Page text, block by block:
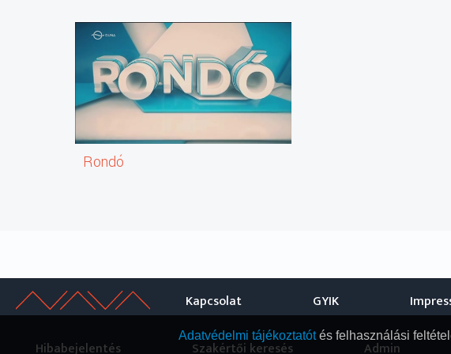
Adásunk végén a Pikkardjiszka Tercia ukrán vokális együttes újévi dalával
A RONDÓ nemzetiségi magazin 1994 óta nyújt betekintést a
Rondó
Kapcsolat GYIK
Hibabejelentés Szakértői keresés Admin
Adatvédelmi tájékoztatótés felhasználási